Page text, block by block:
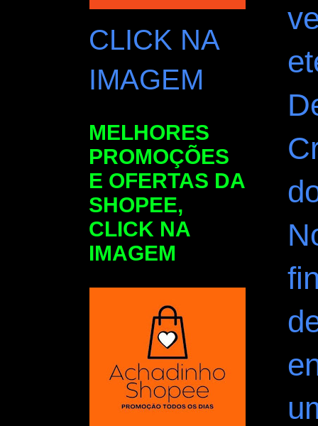
CLICK NA
IMAGEM
MELHORES
PROMOÇÕES
E OFERTAS DA
SHOPEE,
CLICK NA
IMAGEM